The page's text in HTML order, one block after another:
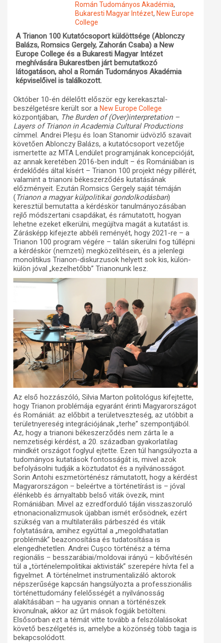
Műhelymunkák
Román Tudományos Akadémia,
Bukaresti Magyar Intézet, New Europe
College
A Trianon 100 Kutatócsoport küldöttsége (Ablonczy
Balázs, Romsics Gergely, Zahorán Csaba) a New
Europe College és a Bukaresti Magyar Intézet
meghívására Bukarestben járt bemutatkozó
látogatáson, ahol a Román Tudományos Akadémia
képviselőivel is találkozott.
Október 10-én délelőtt először egy kerekasztal-
beszélgetésre került sor a New Europe College
központjában, The Burden of (Over)interpretation –
Layers of Trianon in Academia Cultural Productions
címmel. Andrei Pleșu és Ioan Stanomir üdvözlő szavait
követően Ablonczy Balázs, a kutatócsoport vezetője
ismertette az MTA Lendület programjának koncepcióját,
az annak keretében 2016-ben indult – és Romániában is
érdeklődés által kísért – Trianon 100 projekt négy pillérét,
valamint a trianoni békeszerződés kutatásának
előzményeit. Ezután Romsics Gergely saját témáján
(Trianon a magyar külpolitikai gondolkodásban)
keresztül bemutatta a kérdéskör tanulmányozásában
rejlő módszertani csapdákat, és rámutatott, hogyan
lehetne ezeket elkerülni, megújítva magát a kutatást is.
Zárásképp kifejezte abbéli reményét, hogy 2021-re – a
Trianon 100 program végére – talán sikerülni fog túllépni
a kérdéskör (nemzeti) megközelítésein, és a jelenlegi
monolitikus Trianon-diskurzusok helyett sok kis, külön-
külön jóval „kezelhetőbb” Trianonunk lesz.
Az első hozzászóló, Silvia Marton politológus kifejtette,
hogy Trianon problémája egyaránt érinti Magyarországot
és Romániát: az előbbit a területveszteség, az utóbbit a
területnyereség integrációjának „terhe” szempontjából.
Az, hogy a trianoni békeszerződés nem zárta le a
nemzetiségi kérdést, a 20. században gyakorlatilag
mindkét országot foglyul ejtette. Ezen túl hangsúlyozta a
tudományos kutatások fontosságát is, mivel azok
befolyásolni tudják a köztudatot és a nyilvánosságot.
Sorin Antohi eszmetörténész rámutatott, hogy a kérdést
Magyarországon – beleértve a történetírást is – jóval
élénkebb és árnyaltabb belső viták övezik, mint
Romániában. Mivel az ezredforduló táján visszaszoruló
etnonacionalizmusok újabban ismét erősödnek, ezért
szükség van a multilaterális párbeszéd és viták
folytatására, amihez egyúttal a „megoldhatatlan
problémák” beazonosítása és tudatosítása is
elengedhetetlen. Andrei Cușco történész a téma
regionális – besszarábiai/moldovai irányú – kibővítésén
túl a „történelempolitikai aktivisták” szerepére hívta fel a
figyelmet. A történelmet instrumentalizáló aktorok
népszerűsége kapcsán hangsúlyozta a professzionális
történettudomány felelősségét a nyilvánosság
alakításában – ha ugyanis onnan a történészek
kivonulnak, akkor az űrt mások fogják betölteni.
Elsősorban ezt a témát vitte tovább a felszólalásokat
követő beszélgetés is, amelybe a közönség több tagja is
bekapcsolódott.